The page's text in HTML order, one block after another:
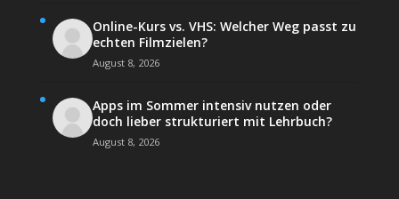
Online-Kurs vs. VHS: Welcher Weg passt zu
echten Filmzielen?
August 8, 2026
Apps im Sommer intensiv nutzen oder
doch lieber strukturiert mit Lehrbuch?
August 8, 2026